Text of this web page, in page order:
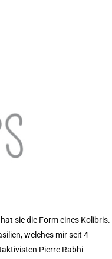
sie die Form eines Kolibris.
welches mir seit 4
Pierre Rabhi